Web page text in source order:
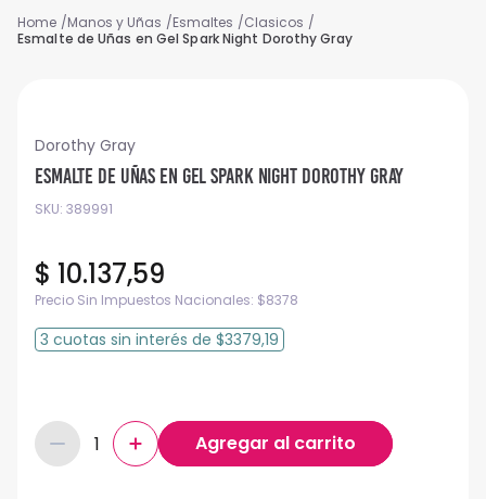
Manos y Uñas Esmaltes
Clasicos
Esmalte de Uñas en Gel Spark Night Dorothy Gray
Dorothy Gray
Esmalte de Uñas en Gel Spark Night Dorothy Gray
SKU: 389991
$ 10.137,59
Precio Sin Impuestos Nacionales: $8378
3 cuotas sin interés de $3379,19